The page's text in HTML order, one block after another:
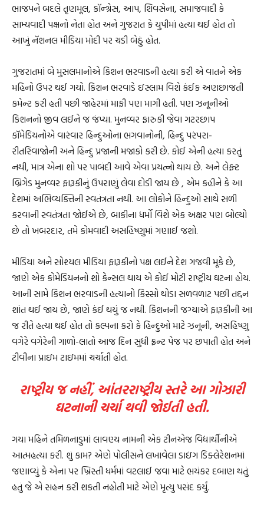
ભાજપને બદલે તૃણમૂલ, કૉન્ગ્રેસ, આપ, શિવસેના, સમાજવાદી કે
સામ્યવાદી પક્ષનો નેતા હોત અને ગુજરાત કે યુપીમાં હત્યા થઈ હોત તો
આખું નૅશનલ મીડિયા મોદી પર ચડી બેઠું હોત.
ગુજરાતમાં બે મુસલમાનોએ કિશન ભરવાડની હત્યા કરી એ વાતને એક
મહિનો ઉપર થઈ ગયો. કિશન ભરવાડે ઇસ્લામ વિશે કંઈક અણછાજતી
કમેન્ટ કરી હતી પછી જાહેરમાં માફી પણ માગી હતી. પણ ઝનૂનીઓ
કિશનનો જીવ લઈને જ જંપ્યા. મુનવ્વર ફારુકી જેવા ગટરછાપ
કૉમેડિયનોએ વારંવાર હિન્દુઓના ભગવાનોની, હિન્દુ પરંપરા-
રીતરિવાજોની અને હિન્દુ પ્રજાની મજાકો કરી છે. કોઈ એની હત્યા કરતું
નથી, માત્ર એના શો પર પાબંદી આવે એવા પ્રયત્નો થાય છે. અને લેફ્ટ
બ્રિગેડ મુનવ્વર ફારૂકીનું ઉપરાણું લેવા દોડી જાય છે , એમ કહીને કે આ
દેશમાં અભિવ્યક્તિની સ્વતંત્રતા નથી. આ લોકોને હિન્દુઓ સાથે સળી
કરવાની સ્વતંત્રતા જોઈએ છે, બાકીના ધર્મો વિશે એક અક્ષર પણ બોલ્યો
છે તો ખબરદાર, તમે કોમવાદી અસહિષ્ણુમાં ગણાઈ જશો.
મીડિયા અને સોશ્યલ મીડિયા ફારૂકીનો પક્ષ લઈને દેશ ગજવી મૂકે છે,
જાણે એક કોમેડિયનનો શો કેન્સલ થાય એ કોઈ મોટી રાષ્ટ્રીય ઘટના હોય.
આની સામે કિશન ભરવાડની હત્યાનો કિસ્સો થોડા સળવળાટ પછી તદ્દન
શાંત થઈ જાય છે, જાણે કંઈ થયું જ નથી. કિશનની જગ્યાએ ફારૂકીની આ
જ રીતે હત્યા થઈ હોત તો કલ્પના કરો કે હિન્દુઓ માટે ઝનૂની, અસહિષ્ણુ
વગેરે વગેરેની ગાળો-લાતો આજ દિન સુધી ફ્રન્ટ પેજ પર છપાતી હોત અને
ટીવીના પ્રાઇમ ટાઇમમાં ચર્ચાતી હોત.
રાષ્ટ્રીય જ નહીં, આંતરરાષ્ટ્રીય સ્તરે આ ગોઝારી
ઘટનાની ચર્ચા થવી જોઈતી હતી.
ગયા મહિને તમિળનાડુમાં લાવણ્ય નામની એક ટીનએજ વિદ્યાર્થીનીએ
આત્મહત્યા કરી. શું કામ? એણે પોલીસને લખાવેલા ડાઇંગ ડિક્લેરેશનમાં
જણાવ્યું કે એના પર ખ્રિસ્તી ધર્મમાં વટલાઈ જવા માટે ભયંકર દબાણ થતું
હતું જે એ સહન કરી શકતી નહોતી માટે એણે મૃત્યુ પસંદ કર્યું.